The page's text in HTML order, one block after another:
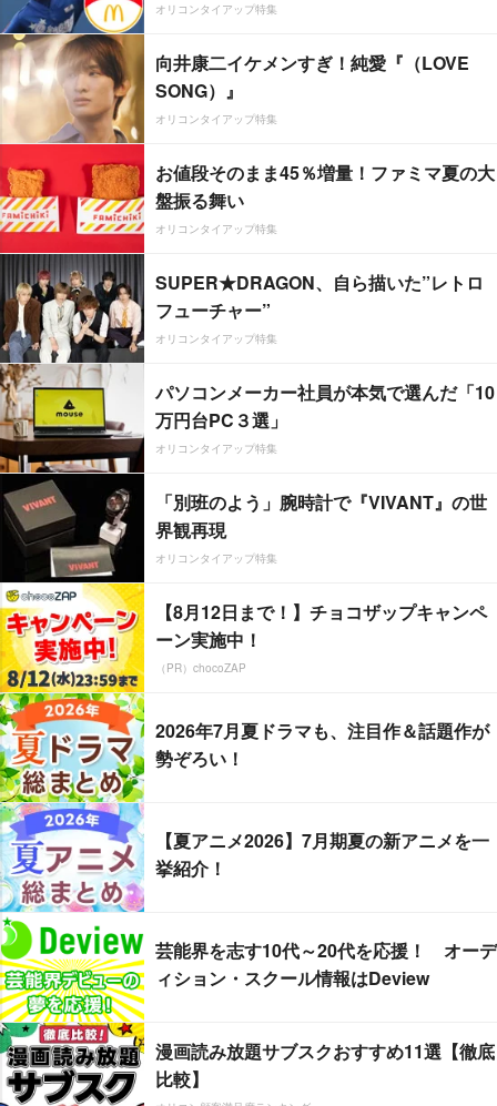
オリコンタイアップ特集
向井康二イケメンすぎ！純愛『（LOVE
SONG）』
オリコンタイアップ特集
お値段そのまま45％増量！ファミマ夏の大
盤振る舞い
オリコンタイアップ特集
SUPER★DRAGON、自ら描いた”レトロ
フューチャー”
オリコンタイアップ特集
パソコンメーカー社員が本気で選んだ「10
万円台PC３選」
オリコンタイアップ特集
「別班のよう」腕時計で『VIVANT』の世
界観再現
オリコンタイアップ特集
【8月12日まで！】チョコザップキャンペ
ーン実施中！
（PR）chocoZAP
2026年7月夏ドラマも、注目作＆話題作が
勢ぞろい！
【夏アニメ2026】7月期夏の新アニメを一
挙紹介！
芸能界を志す10代～20代を応援！ オーデ
ィション・スクール情報はDeview
漫画読み放題サブスクおすすめ11選【徹底
比較】